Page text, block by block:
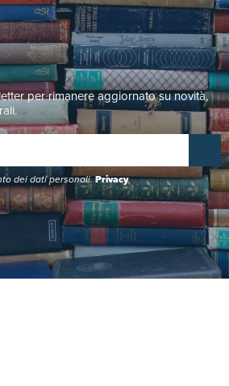
per rimanere aggiornato su novità,
dei dati personali.Privacy